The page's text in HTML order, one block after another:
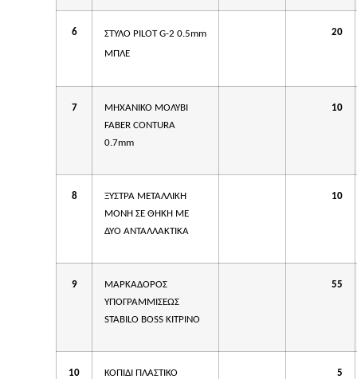
6 ΣΤΥΛΟ PILOT G-2 0.5mm
ΜΠΛΕ
20
7
ΜΗΧΑΝΙΚΟ ΜΟΛΥΒΙ
FABER CONTURA
0.7mm
10
8
ΞΥΣΤΡΑ ΜΕΤΑΛΛΙΚΗ
ΜΟΝΗ ΣΕ ΘΗΚΗ ΜΕ
ΔΥΟ ΑΝΤΑΛΛΑΚΤΙΚΑ
10
9
ΜΑΡΚΑΔΟΡΟΣ
ΥΠΟΓΡΑΜΜΙΣΕΩΣ
STABILO BOSS KITΡΙΝΟ
55
10
ΚΟΠΙΔΙ ΠΛΑΣΤΙΚΟ
5